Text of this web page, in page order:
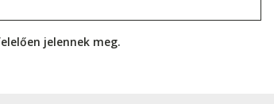
jelennek meg.